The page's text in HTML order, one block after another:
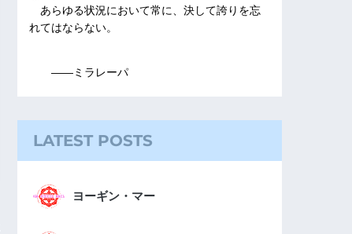
あらゆる状況において常に、決して誇りを忘
れてはならない。
――ミラレーパ
LATEST POSTS
ヨーギン・マー